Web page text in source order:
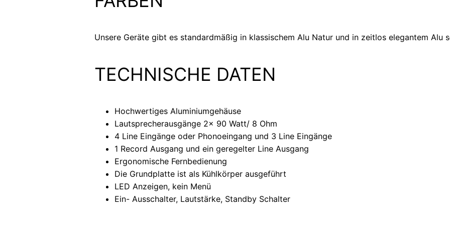
Unsere Geräte gibt es standardmäßig in klassischem Alu Natur und in zeitlos elegantem Alu
TECHNISCHE DATEN
Hochwertiges Aluminiumgehäuse
Lautsprecherausgänge 2× 90 Watt/ 8 Ohm
4 Line Eingänge oder Phonoeingang und 3 Line Eingänge
1 Record Ausgang und ein geregelter Line Ausgang
Ergonomische Fernbedienung
Die Grundplatte ist als Kühlkörper ausgeführt
LED Anzeigen, kein Menü
Ein- Ausschalter, Lautstärke, Standby Schalter